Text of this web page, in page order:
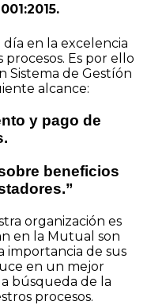
en la excelencia
Es por ello
Sistema de Gestíón
alcance:
y pago de
beneficios
organización es
en la Mutual son
importancia de sus
en un mejor
búsqueda de la
procesos.